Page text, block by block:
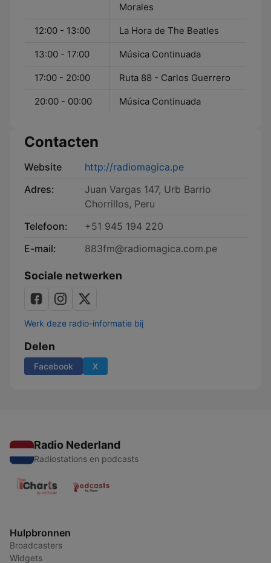
Morales
12:00 - 13:00 La Hora de The Beatles
13:00 - 17:00 Música Continuada
17:00 - 20:00 Ruta 88 - Carlos Guerrero
20:00 - 00:00 Música Continuada
Contacten
Website
http://radiomagica.pe
Adres:
Juan Vargas 147, Urb Barrio
Chorrillos, Peru
Telefoon:
+51 945 194 220
E-mail:
883fm@radiomagica.com.pe
Sociale netwerken
Werk deze radio-informatie bij
Delen
Facebook X
Radio Nederland
Radiostations en podcasts
Hulpbronnen
Broadcasters
Widgets